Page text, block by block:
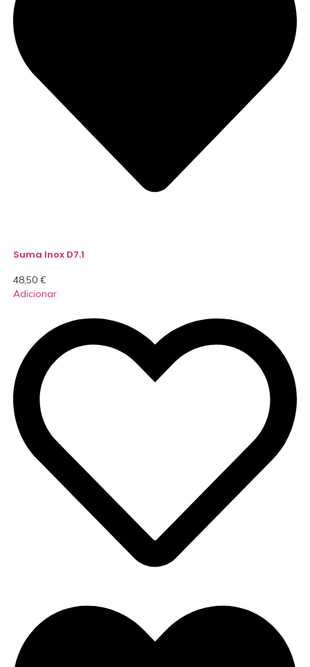
Suma Inox D7.1
48,50 €
Adicionar